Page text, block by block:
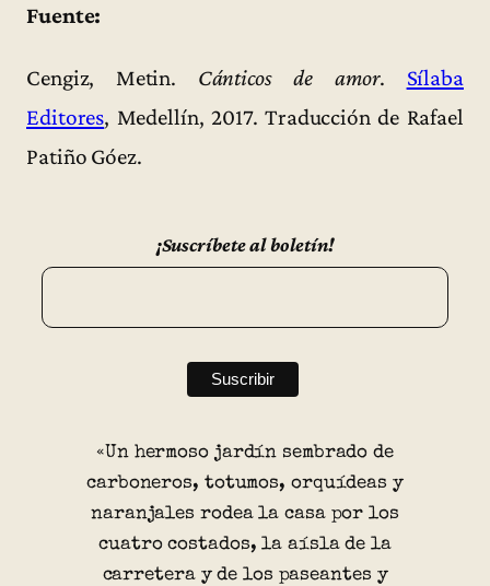
Fuente:
Cengiz, Metin. Cánticos de amor. Sílaba
Editores, Medellín, 2017. Traducción de Rafael
Patiño Góez.
¡Suscríbete al boletín!
«Un hermoso jardín sembrado de
carboneros, totumos, orquídeas y
naranjales rodea la casa por los
cuatro costados, la aísla de la
carretera y de los paseantes y